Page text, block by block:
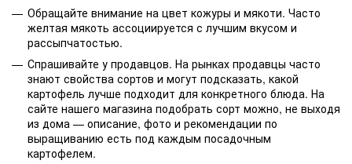
Обращайте внимание на цвет кожуры и мякоти. Часто
желтая мякоть ассоциируется с лучшим вкусом и
рассыпчатостью.
Спрашивайте у продавцов. На рынках продавцы часто
знают свойства сортов и могут подсказать, какой
картофель лучше подходит для конкретного блюда. На
сайте нашего магазина подобрать сорт можно, не выходя
из дома — описание, фото и рекомендации по
выращиванию есть под каждым посадочным
картофелем.